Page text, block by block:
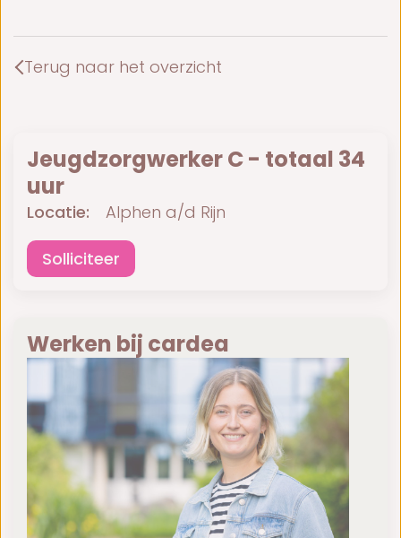
Jeugdzorgwerker C - totaal 34
uur
Locatie: Alphen a/d Rijn
Solliciteer
Werken bij cardea
Terug naar het overzicht